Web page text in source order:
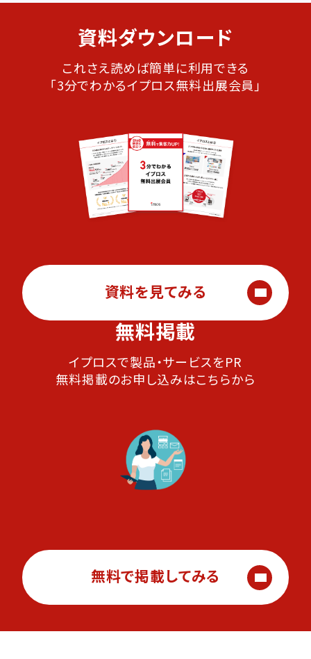
資料ダウンロード
これさえ読めば簡単に利用できる
「3分でわかるイプロス無料出展会員」
資料を見てみる
無料掲載
イプロスで製品・サービスをPR
無料掲載のお申し込みはこちらから
無料で掲載してみる